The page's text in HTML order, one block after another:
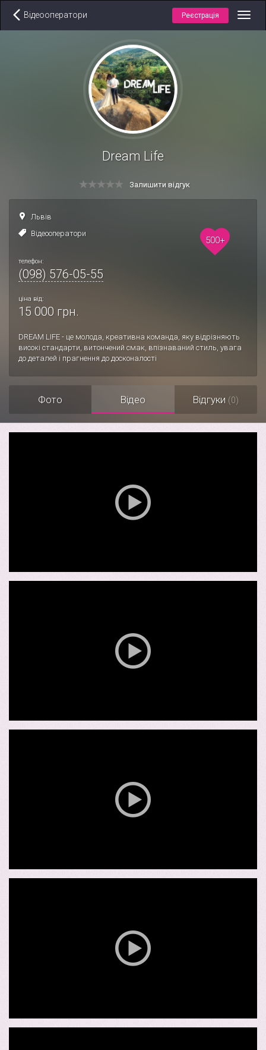
Відеооператори Реєстрація
Dream Life
Залишити відгук
Львів
Відеооператори
телефон:
(098) 576-05-55
ціна від:
15 000 грн.
DREAM LIFE - це молода, креативна команда, яку відрізняють
високі стандарти, витончений смак, впізнаваний стиль, увага
до деталей і прагнення до досконалості
500+
Фото Відео Відгуки (0)